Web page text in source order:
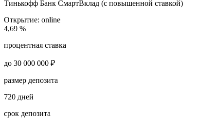
Тинькофф Банк СмартВклад (с повышенной ставкой)
Открытие: online
4,69 %
процентная ставка
до 30 000 000 ₽
размер депозита
720 дней
срок депозита